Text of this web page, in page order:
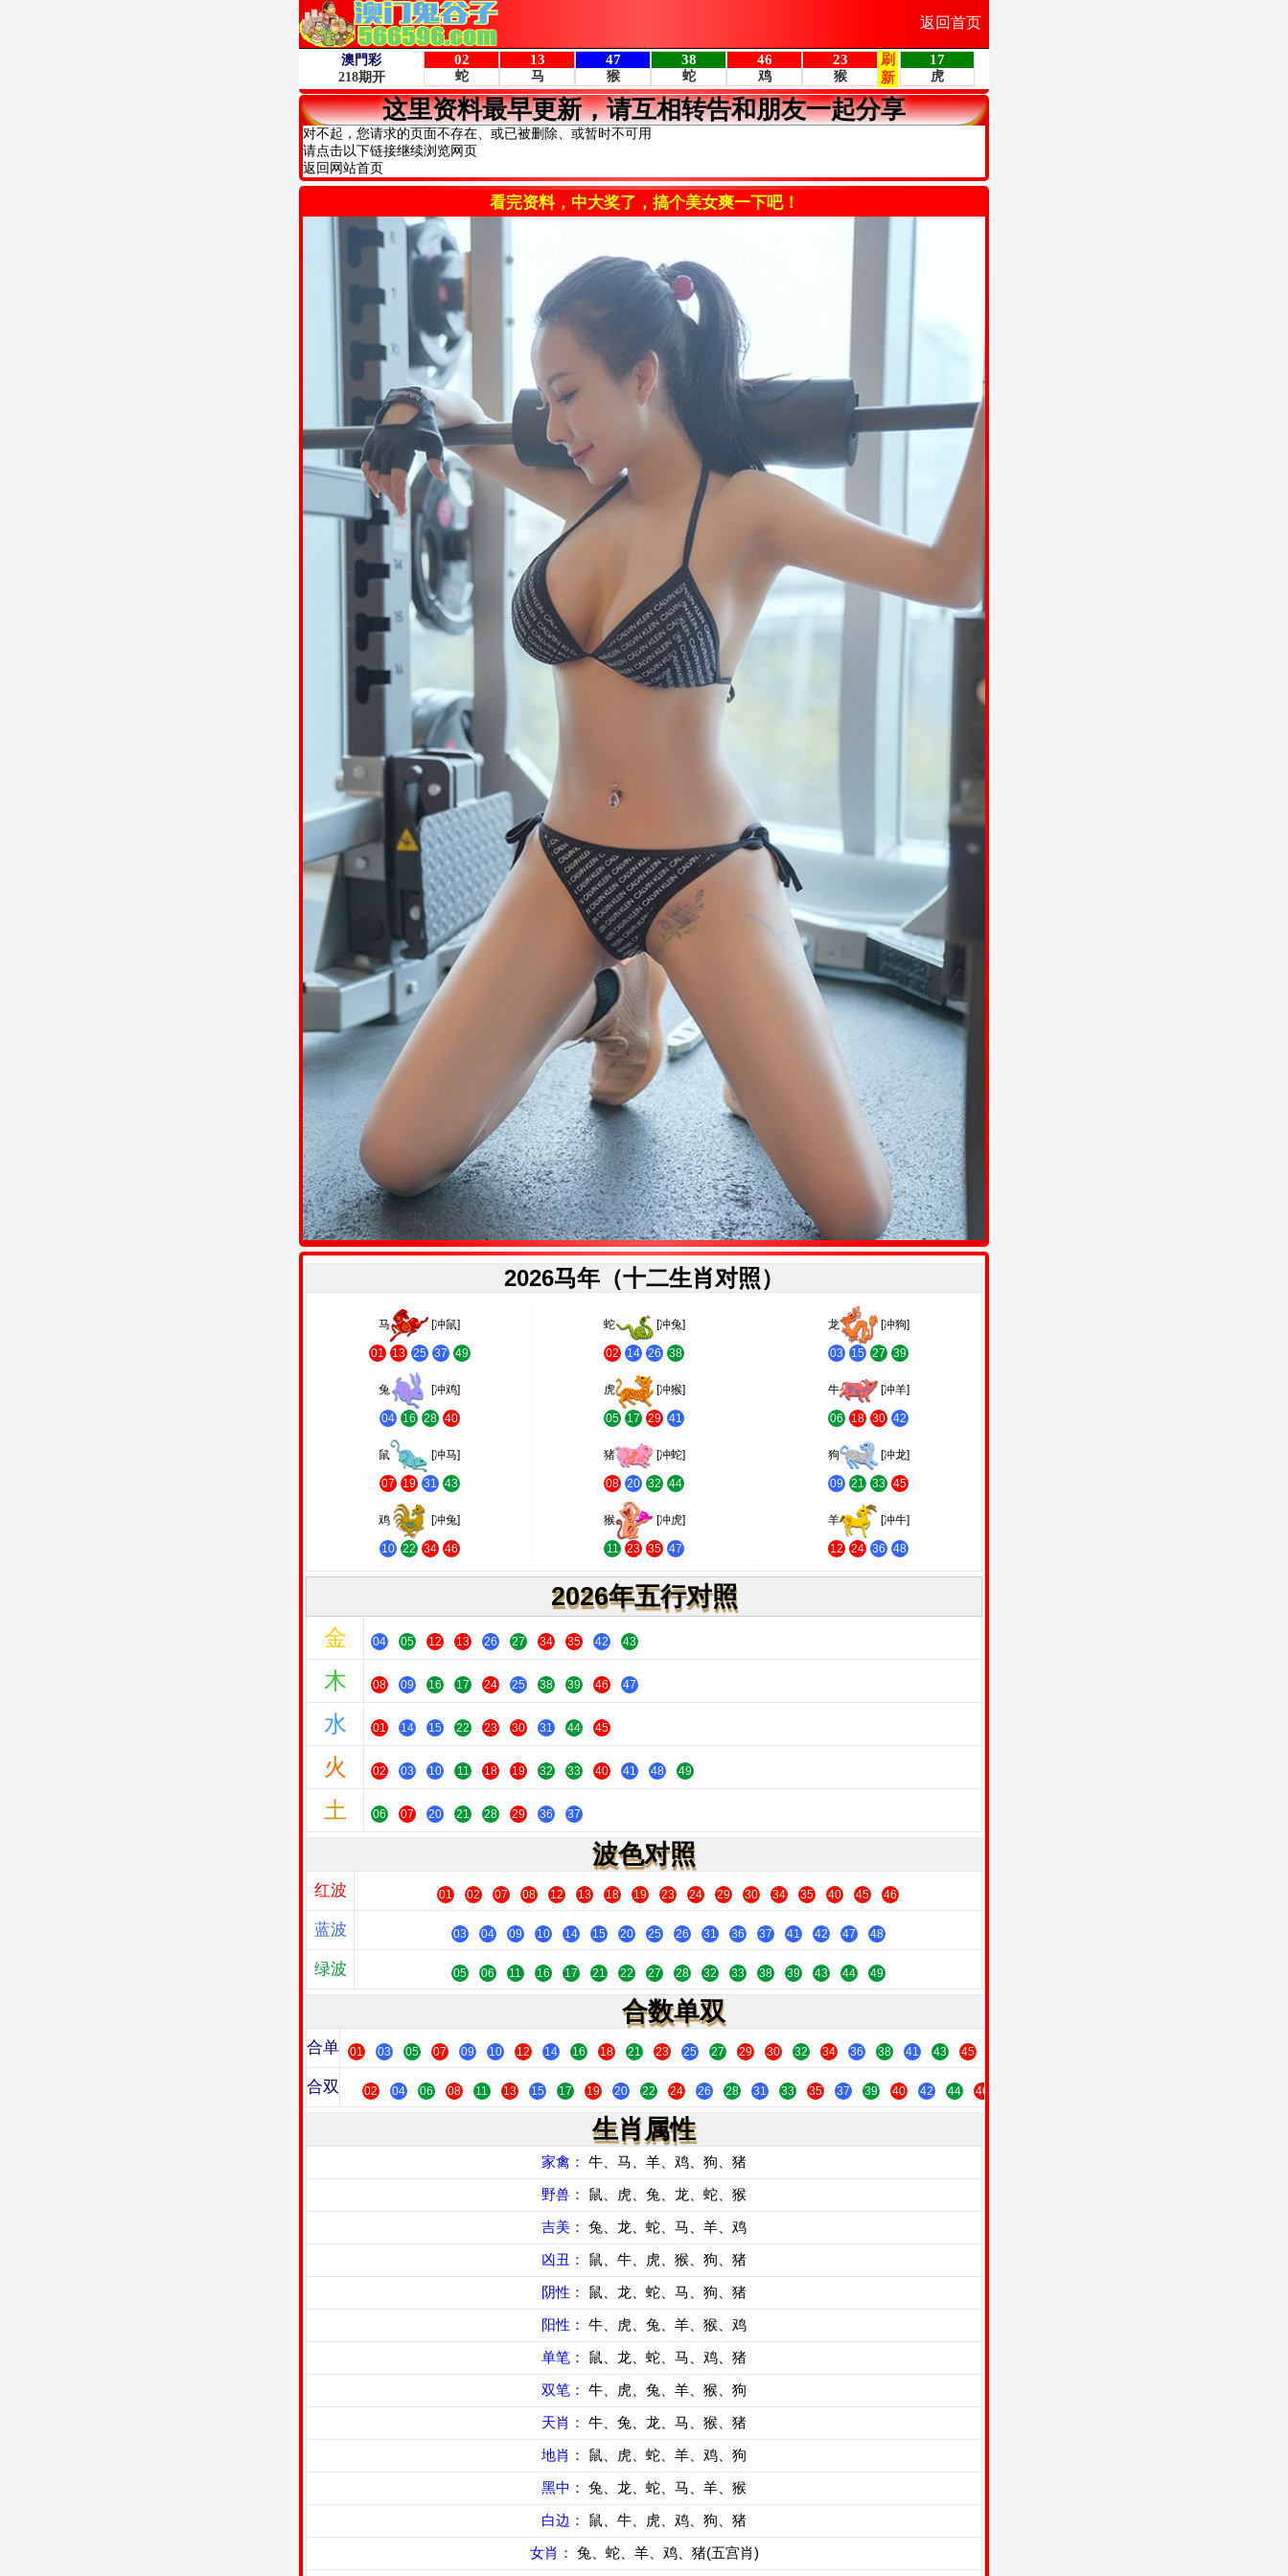
返回首页
这里资料最早更新，请互相转告和朋友一起分享
对不起，您请求的页面不存在、或已被删除、或暂时不可用
请点击以下链接继续浏览网页
返回网站首页
看完资料，中大奖了，搞个美女爽一下吧！
2026马年（十二生肖对照）
马 [冲鼠]
01 13 25 37 49
蛇 [冲兔]
02 14 26 38
龙 [冲狗]
03 15 27 39
兔 [冲鸡]
04 16 28 40
虎 [冲猴]
05 17 29 41
牛 [冲羊]
06 18 30 42
鼠 [冲马]
07 19 31 43
猪 [冲蛇]
08 20 32 44
狗 [冲龙]
09 21 33 45
鸡 [冲兔]
10 22 34 46
猴 [冲虎]
11 23 35 47
羊 [冲牛]
12 24 36 48
2026年五行对照
金 04 05 12 13 26 27 34 35 42 43
木 08 09 16 17 24 25 38 39 46 47
水 01 14 15 22 23 30 31 44 45
火 02 03 10 11 18 19 32 33 40 41 48 49
土 06 07 20 21 28 29 36 37
波色对照
红波 01 02 07 08 12 13 18 19 23 24 29 30 34 35 40 45 46
蓝波 03 04 09 10 14 15 20 25 26 31 36 37 41 42 47 48
绿波 05 06 11 16 17 21 22 27 28 32 33 38 39 43 44 49
合数单双
合单 01 03 05 07 09 10 12 14 16 18 21 23 25 27 29 30 32 34 36 38 41 43 45
合双 02 04 06 08 11 13 15 17 19 20 22 24 26 28 31 33 35 37 39 40 42 44 46
生肖属性
家禽： 牛、马、羊、鸡、狗、猪
野兽： 鼠、虎、兔、龙、蛇、猴
吉美： 兔、龙、蛇、马、羊、鸡
凶丑： 鼠、牛、虎、猴、狗、猪
阴性： 鼠、龙、蛇、马、狗、猪
阳性： 牛、虎、兔、羊、猴、鸡
单笔： 鼠、龙、蛇、马、鸡、猪
双笔： 牛、虎、兔、羊、猴、狗
天肖： 牛、兔、龙、马、猴、猪
地肖： 鼠、虎、蛇、羊、鸡、狗
黑中： 兔、龙、蛇、马、羊、猴
白边： 鼠、牛、虎、鸡、狗、猪
女肖： 兔、蛇、羊、鸡、猪(五宫肖)